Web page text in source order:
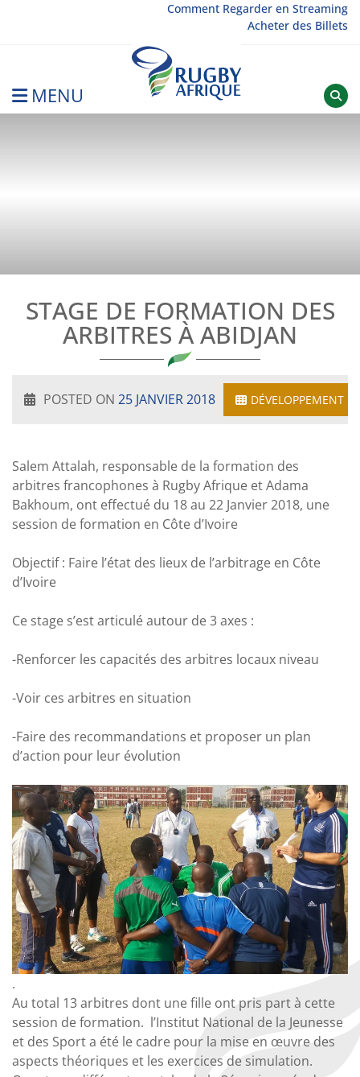
Comment Regarder en Streaming
Acheter des Billets
MENU
STAGE DE FORMATION DES
ARBITRES À ABIDJAN
POSTED ON 25 JANVIER 2018 DÉVELOPPEMENT
Salem Attalah, responsable de la formation des
arbitres francophones à Rugby Afrique et Adama
Bakhoum, ont effectué du 18 au 22 Janvier 2018, une
session de formation en Côte d’Ivoire
Objectif : Faire l’état des lieux de l’arbitrage en Côte
d’Ivoire
Ce stage s’est articulé autour de 3 axes :
-Renforcer les capacités des arbitres locaux niveau
-Voir ces arbitres en situation
-Faire des recommandations et proposer un plan
d’action pour leur évolution
.
Au total 13 arbitres dont une fille ont pris part à cette
session de formation. l’Institut National de la Jeunesse
et des Sport a été le cadre pour la mise en œuvre des
aspects théoriques et les exercices de simulation.